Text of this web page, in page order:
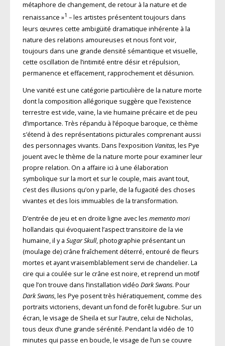
métaphore de changement, de retour à la nature et de
renaissance »1 – les artistes présentent toujours dans
leurs œuvres cette ambigüité dramatique inhérente à la
nature des relations amoureuses et nous font voir,
toujours dans une grande densité sémantique et visuelle,
cette oscillation de l’intimité entre désir et répulsion,
permanence et effacement, rapprochement et désunion.
Une vanité est une catégorie particulière de la nature morte
dont la composition allégorique suggère que l’existence
terrestre est vide, vaine, la vie humaine précaire et de peu
d’importance. Très répandu à l’époque baroque, ce thème
s’étend à des représentations picturales comprenant aussi
des personnages vivants. Dans l’exposition Vanitas, les Pye
jouent avec le thème de la nature morte pour examiner leur
propre relation. On a affaire ici à une élaboration
symbolique sur la mort et sur le couple, mais avant tout,
c’est des illusions qu’on y parle, de la fugacité des choses
vivantes et des lois immuables de la transformation.
D’entrée de jeu et en droite ligne avec les memento mori
hollandais qui évoquaient l’aspect transitoire de la vie
humaine, il y a Sugar Skull, photographie présentant un
(moulage de) crâne fraîchement déterré, entouré de fleurs
mortes et ayant vraisemblablement servi de chandelier. La
cire qui a coulée sur le crâne est noire, et reprend un motif
que l’on trouve dans l’installation vidéo Dark Swans. Pour
Dark Swans, les Pye posent très hiératiquement, comme des
portraits victoriens, devant un fond de forêt lugubre. Sur un
écran, le visage de Sheila et sur l’autre, celui de Nicholas,
tous deux d’une grande sérénité. Pendant la vidéo de 10
minutes qui passe en boucle, le visage de l’un se couvre